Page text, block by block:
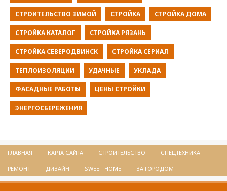
СТРОИТЕЛЬСТВО ЗИМОЙ СТРОЙКА СТРОЙКА ДОМА
СТРОЙКА КАТАЛОГ СТРОЙКА РЯЗАНЬ
СТРОЙКА СЕВЕРОДВИНСК СТРОЙКА СЕРИАЛ
ТЕПЛОИЗОЛЯЦИИ УДАЧНЫЕ УКЛАДА
ФАСАДНЫЕ РАБОТЫ ЦЕНЫ СТРОЙКИ
ЭНЕРГОСБЕРЕЖЕНИЯ
ГЛАВНАЯ КАРТА САЙТА СТРОИТЕЛЬСТВО СПЕЦТЕХНИКА
РЕМОНТ ДИЗАЙН SWEET HOME ЗА ГОРОДОМ